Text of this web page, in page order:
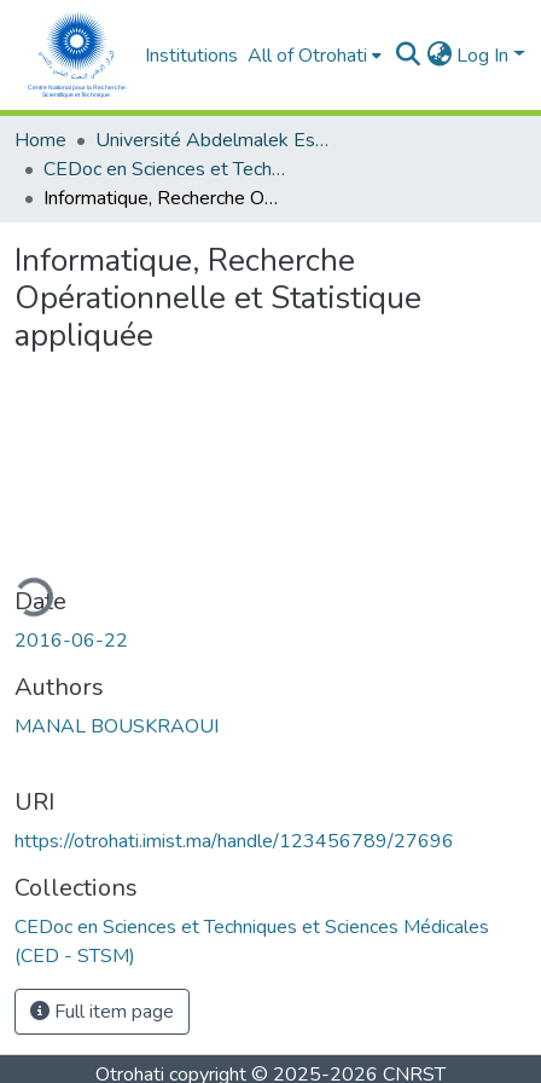
Institutions All of Otrohati Log In
Home
Université Abdelmalek Essaâdi - Tétouan
CEDoc en Sciences et Techniques et Sciences Médicales (CED - STSM)
Informatique, Recherche Opérationnelle et Statistique appliquée
Informatique, Recherche
Opérationnelle et Statistique
appliquée
Date
2016-06-22
Authors
MANAL BOUSKRAOUI
URI
https://otrohati.imist.ma/handle/123456789/27696
Collections
CEDoc en Sciences et Techniques et Sciences Médicales
(CED - STSM)
Full item page
Otrohati copyright © 2025-2026 CNRST